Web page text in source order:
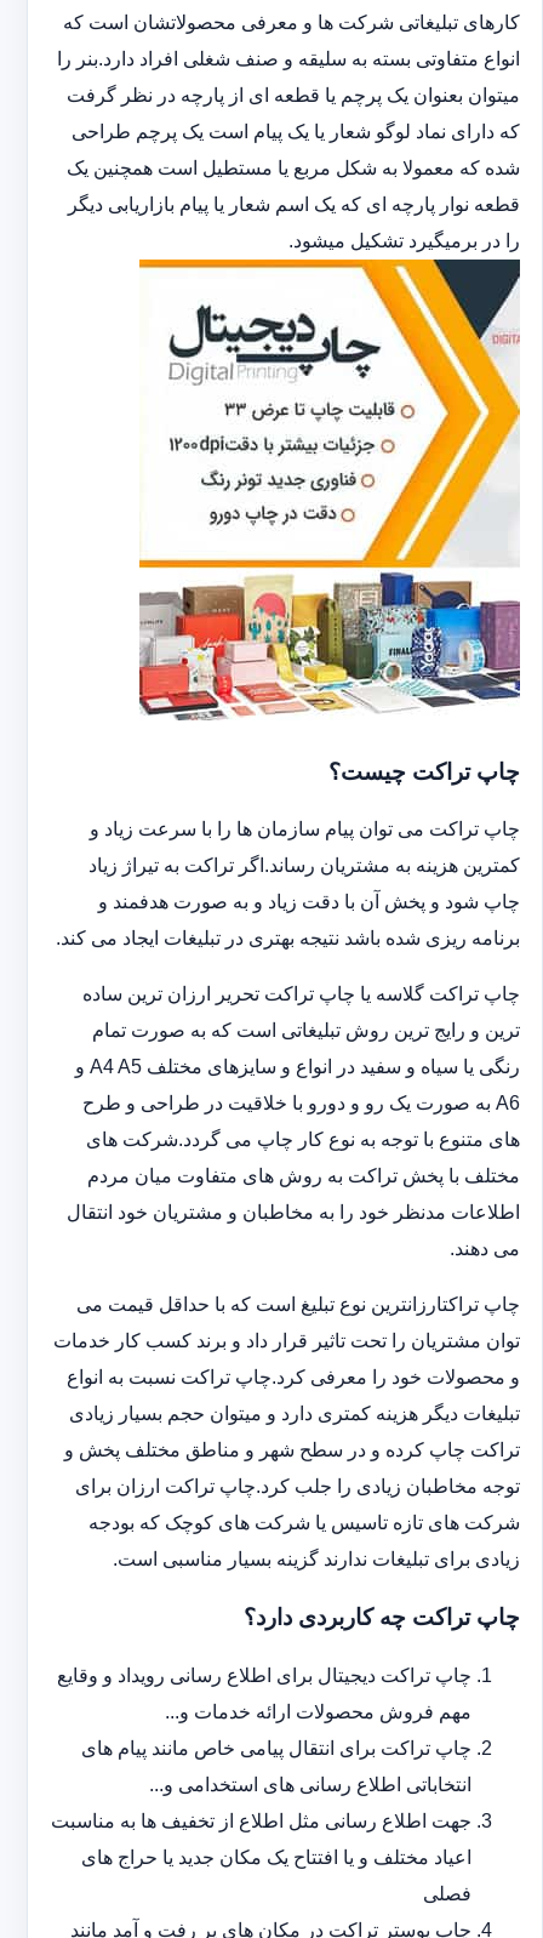
کارهای تبلیغاتی شرکت ها و معرفی محصولاتشان است که
انواع متفاوتی بسته به سلیقه و صنف شغلی افراد دارد.بنر را
میتوان بعنوان یک پرچم یا قطعه ای از پارچه در نظر گرفت
که دارای نماد لوگو شعار یا یک پیام است یک پرچم طراحی
شده که معمولا به شکل مربع یا مستطیل است همچنین یک
قطعه نوار پارچه ای که یک اسم شعار یا پیام بازاریابی دیگر
را در برمیگیرد تشکیل میشود.
چاپ تراکت چیست؟
چاپ تراکت می توان پیام سازمان ها را با سرعت زیاد و
کمترین هزینه به مشتریان رساند.اگر تراکت به تیراژ زیاد
چاپ شود و پخش آن با دقت زیاد و به صورت هدفمند و
برنامه ریزی شده باشد نتیجه بهتری در تبلیغات ایجاد می کند.
چاپ تراکت گلاسه یا چاپ تراکت تحریر ارزان ترین ساده
ترین و رایج ترین روش تبلیغاتی است که به صورت تمام
رنگی یا سیاه و سفید در انواع و سایزهای مختلف A4 A5 و
A6 به صورت یک رو و دورو با خلاقیت در طراحی و طرح
های متنوع با توجه به نوع کار چاپ می گردد.شرکت های
مختلف با پخش تراکت به روش های متفاوت میان مردم
اطلاعات مدنظر خود را به مخاطبان و مشتریان خود انتقال
می دهند.
چاپ تراکت‏ارزانترین نوع تبلیغ است که با حداقل قیمت می
توان مشتریان را تحت تاثیر قرار داد و برند کسب کار خدمات
و محصولات خود را معرفی کرد.چاپ تراکت نسبت به انواع
تبلیغات دیگر هزینه کمتری دارد و می‎توان حجم بسیار زیادی
تراکت چاپ کرده و در سطح شهر و مناطق مختلف پخش و
توجه مخاطبان زیادی را جلب کرد.چاپ تراکت ارزان برای
شرکت های تازه تاسیس یا شرکت های کوچک که بودجه
زیادی برای تبلیغات ندارند گزینه بسیار مناسبی است.
چاپ تراکت چه کاربردی دارد؟
چاپ تراکت دیجیتال برای اطلاع رسانی رویداد و وقایع
مهم فروش محصولات ارائه خدمات و...
چاپ تراکت برای انتقال پیامی خاص مانند پیام های
انتخاباتی اطلاع رسانی های استخدامی و...
جهت اطلاع رسانی مثل اطلاع از تخفیف ها به مناسبت
اعیاد مختلف و یا افتتاح یک مکان جدید یا حراج های
فصلی
چاپ پوستر تراکت در مکان های پر رفت و آمد مانند